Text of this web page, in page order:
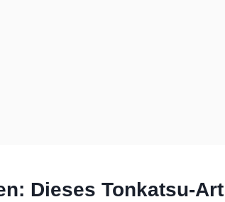
Dieses Tonkatsu-Art